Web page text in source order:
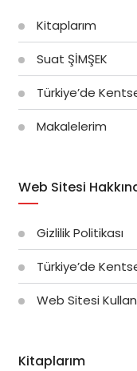
Kitaplarım
Suat ŞİMŞEK
Türkiye’de
Makalelerim
Web Sitesi
Gizlilik Politikası
Türkiye’de
Web Sitesi
Kitaplarım